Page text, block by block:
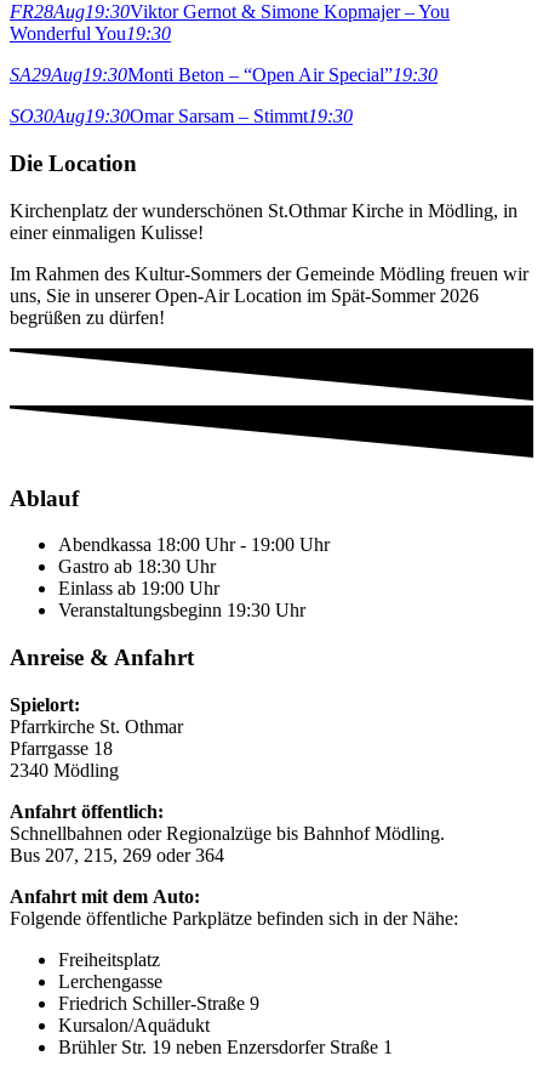
FR28Aug19:30Viktor Gernot & Simone Kopmajer – You
Wonderful You19:30
SA29Aug19:30Monti Beton – “Open Air Special”19:30
SO30Aug19:30Omar Sarsam – Stimmt19:30
Die Location
Kirchenplatz der wunderschönen St.Othmar Kirche in Mödling, in
einer einmaligen Kulisse!
Im Rahmen des Kultur-Sommers der Gemeinde Mödling freuen wir
uns, Sie in unserer Open-Air Location im Spät-Sommer 2026
begrüßen zu dürfen!
Ablauf
Abendkassa 18:00 Uhr - 19:00 Uhr
Gastro ab 18:30 Uhr
Einlass ab 19:00 Uhr
Veranstaltungsbeginn 19:30 Uhr
Anreise & Anfahrt
Spielort:
Pfarrkirche St. Othmar
Pfarrgasse 18
2340 Mödling
Anfahrt öffentlich:
Schnellbahnen oder Regionalzüge bis Bahnhof Mödling.
Bus 207, 215, 269 oder 364
Anfahrt mit dem Auto:
Folgende öffentliche Parkplätze befinden sich in der Nähe:
Freiheitsplatz
Lerchengasse
Friedrich Schiller-Straße 9
Kursalon/Aquädukt
Brühler Str. 19 neben Enzersdorfer Straße 1